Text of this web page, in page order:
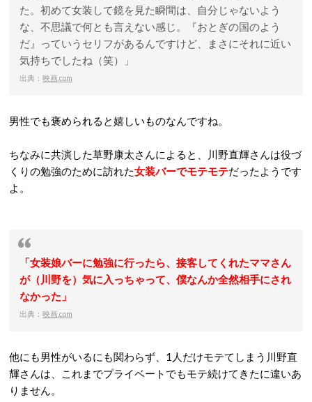
た。初めて女装して鏡を見た瞬間は、自分じゃないよう
な、不思議で何とも言えない感じ。『おとぎの国のよう
だ』っていうセリフがあるんですけど、まさにそれに近い
気持ちでしたね（笑）」
出典： 映画.com
男性でも褒められると嬉しいものなんですね。
ちなみに共演した草野康太さんによると、川野直輝さんは役づ
くりの勉強のために訪れた女装バーでモテモテだったようです
よ。
「女装娘バーに勉強に行ったら、接客してくれたママさん
が（川野を）気に入っちゃって、僕なんか全然相手にされ
なかった」
出典： 映画.com
他にも男性がいるにも関わらず、1人だけモテてしまう川野直
輝さんは、これまでプライベートでもモテ続けてきたに違いあ
りません。